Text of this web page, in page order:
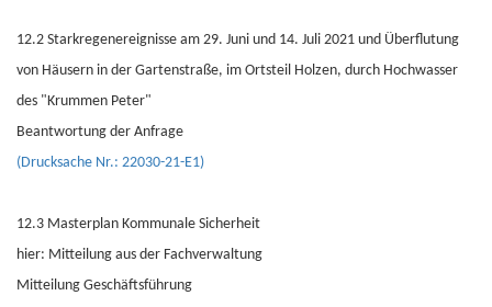
12.2 Starkregenereignisse am 29. Juni und 14. Juli 2021 und Überflutung
von Häusern in der Gartenstraße, im Ortsteil Holzen, durch Hochwasser
des "Krummen Peter"
Beantwortung der Anfrage
(Drucksache Nr.: 22030-21-E1)
12.3 Masterplan Kommunale Sicherheit
hier: Mitteilung aus der Fachverwaltung
Mitteilung Geschäftsführung